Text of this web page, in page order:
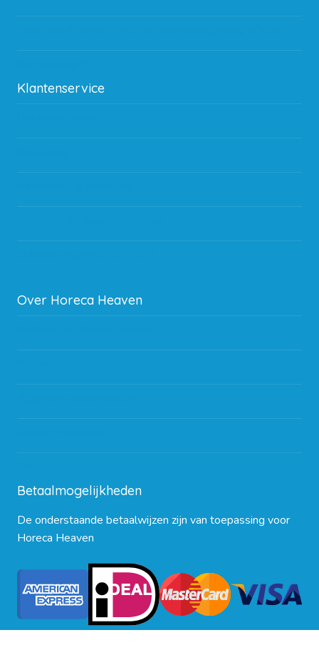
Klantenservice
Over Horeca Heaven
Betaalmogelijkheden
De onderstaande betaalwijzen zijn van toepassing voor
Horeca Heaven